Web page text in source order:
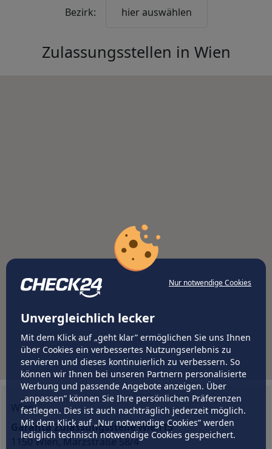
Nur notwendige Cookies
Unvergleichlich lecker
Mit dem Klick auf „geht klar” ermöglichen Sie uns Ihnen
über Cookies ein verbessertes Nutzungserlebnis zu
servieren und dieses kontinuierlich zu verbessern. So
können wir Ihnen bei unseren Partnern personalisierte
Werbung und passende Angebote anzeigen. Über
„anpassen” können Sie Ihre persönlichen Präferenzen
festlegen. Dies ist auch nachträglich jederzeit möglich.
Mit dem Klick auf „Nur notwendige Cookies” werden
lediglich technisch notwendige Cookies gespeichert.
Bezirk: hier auswählen
Zulassungsstellen in Wien
Wien
Garanta Zulassungsstelle Wien15
1150 Wien, Märzstraße 58/4